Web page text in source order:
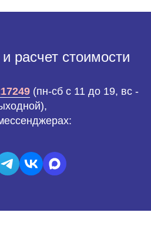
расчет стоимости
(пн-сб с 11 до 19, вс -